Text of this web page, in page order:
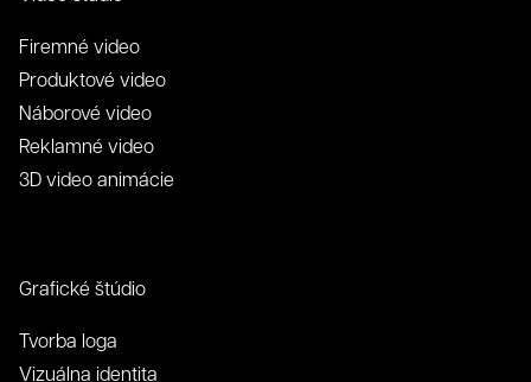
Firemné video
Produktové video
Náborové video
Reklamné video
3D video animácie
Grafické štúdio
Tvorba loga
Vizuálna identita